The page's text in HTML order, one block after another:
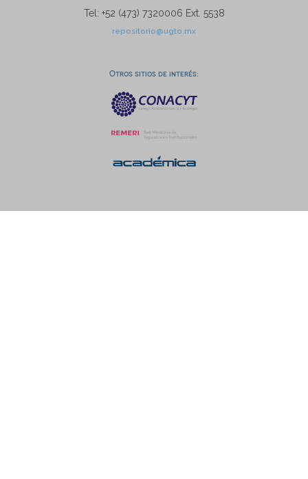
Tel: +52 (473) 7320006 Ext. 5538
repositorio@ugto.mx
Otros sitios de interés: